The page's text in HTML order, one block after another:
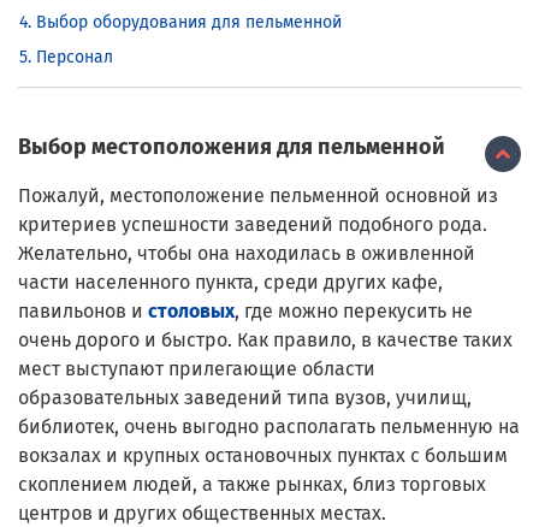
Выбор оборудования для пельменной
Персонал
Выбор местоположения для пельменной
Пожалуй, местоположение пельменной основной из
критериев успешности заведений подобного рода.
Желательно, чтобы она находилась в оживленной
части населенного пункта, среди других кафе,
павильонов и столовых, где можно перекусить не
очень дорого и быстро. Как правило, в качестве таких
мест выступают прилегающие области
образовательных заведений типа вузов, училищ,
библиотек, очень выгодно располагать пельменную на
вокзалах и крупных остановочных пунктах с большим
скоплением людей, а также рынках, близ торговых
центров и других общественных местах.